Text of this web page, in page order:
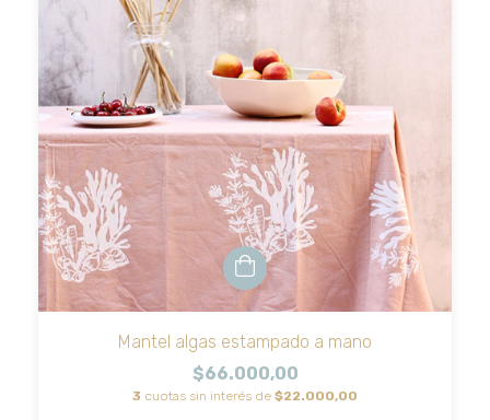
Mantel algas estampado a mano
$66.000,00
3 cuotas sin interés de $22.000,00